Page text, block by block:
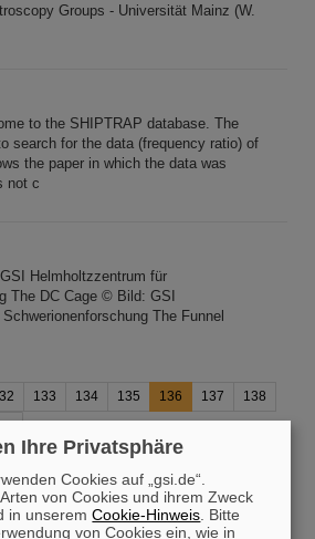
Groups - Universität Mainz (W.
to the SHIPTRAP database. The
search for the data (frequency ratio) of
the paper in which the data was
not c
Helmholtzzentrum für
The DC Cage © Bild: GSI
The Funnel
133 134 135 136 137
138
Ihre Privatsphäre
Cookies auf „gsi.de“.
von Cookies und ihrem Zweck
in unseremCookie-Hinweis . Bitte
von Cookies ein, wie in